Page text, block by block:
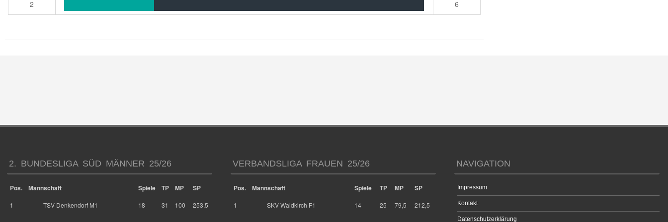
2 6
2. BUNDESLIGA SÜD MÄNNER 25/26
Pos. Mannschaft Spiele TP MP SP
1 TSV Denkendorf M1 18 31 100 253,5
VERBANDSLIGA FRAUEN 25/26
Pos. Mannschaft Spiele TP MP SP
1 SKV Waldkirch F1 14 25 79,5 212,5
NAVIGATION
Impressum
Kontakt
Datenschutzerklärung